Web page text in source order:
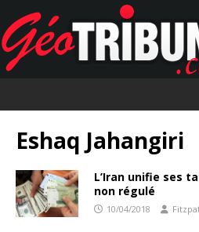
Eshaq Jahangiri
L’Iran unifie ses
non régulé
10/04/2018